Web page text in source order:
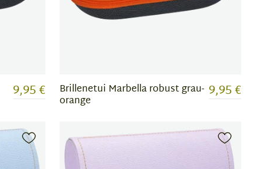
9,95 € Brillenetui Marbella robust grau-
orange 9,95 €